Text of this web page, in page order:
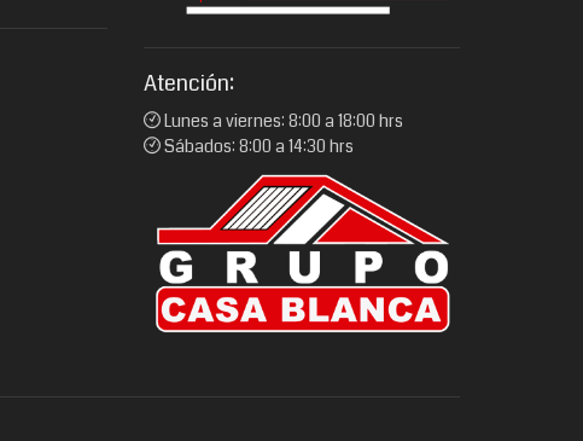
Atención:
Lunes a viernes: 8:00 a 18:00 hrs
Sábados: 8:00 a 14:30 hrs